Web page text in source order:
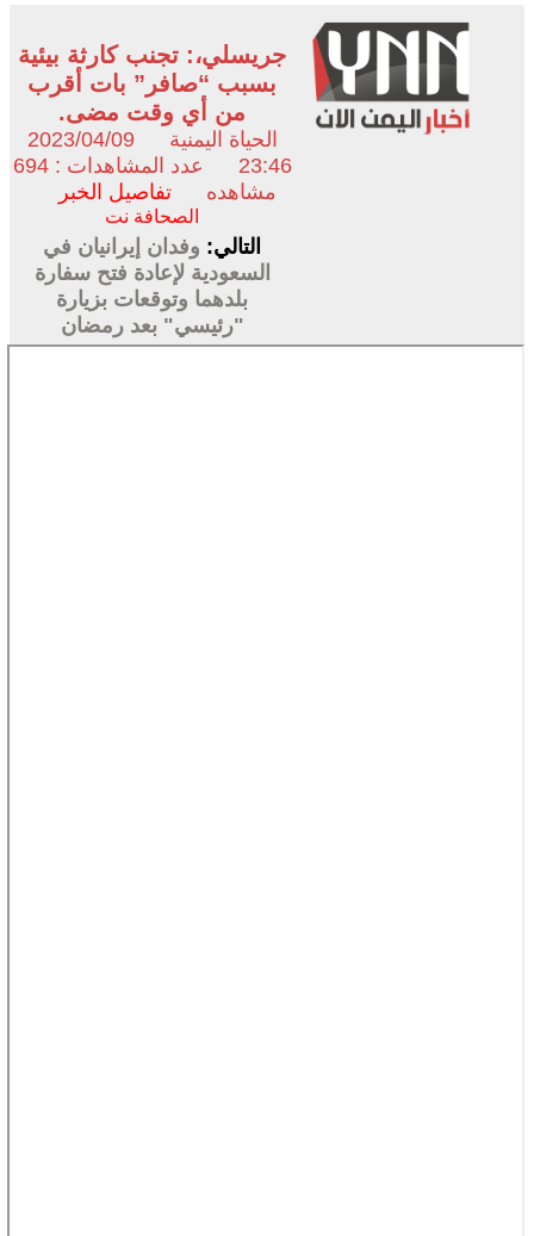
جريسلي،: تجنب كارثة بيئية
بسبب “صافر” بات أقرب
من أي وقت مضى.
الحياة اليمنية
2023/04/09
23:46
عدد المشاهدات : 694
مشاهده
تفاصيل الخبر
الصحافة نت
التالي: وفدان إيرانيان في
السعودية لإعادة فتح سفارة
بلدهما وتوقعات بزيارة
"رئيسي" بعد رمضان